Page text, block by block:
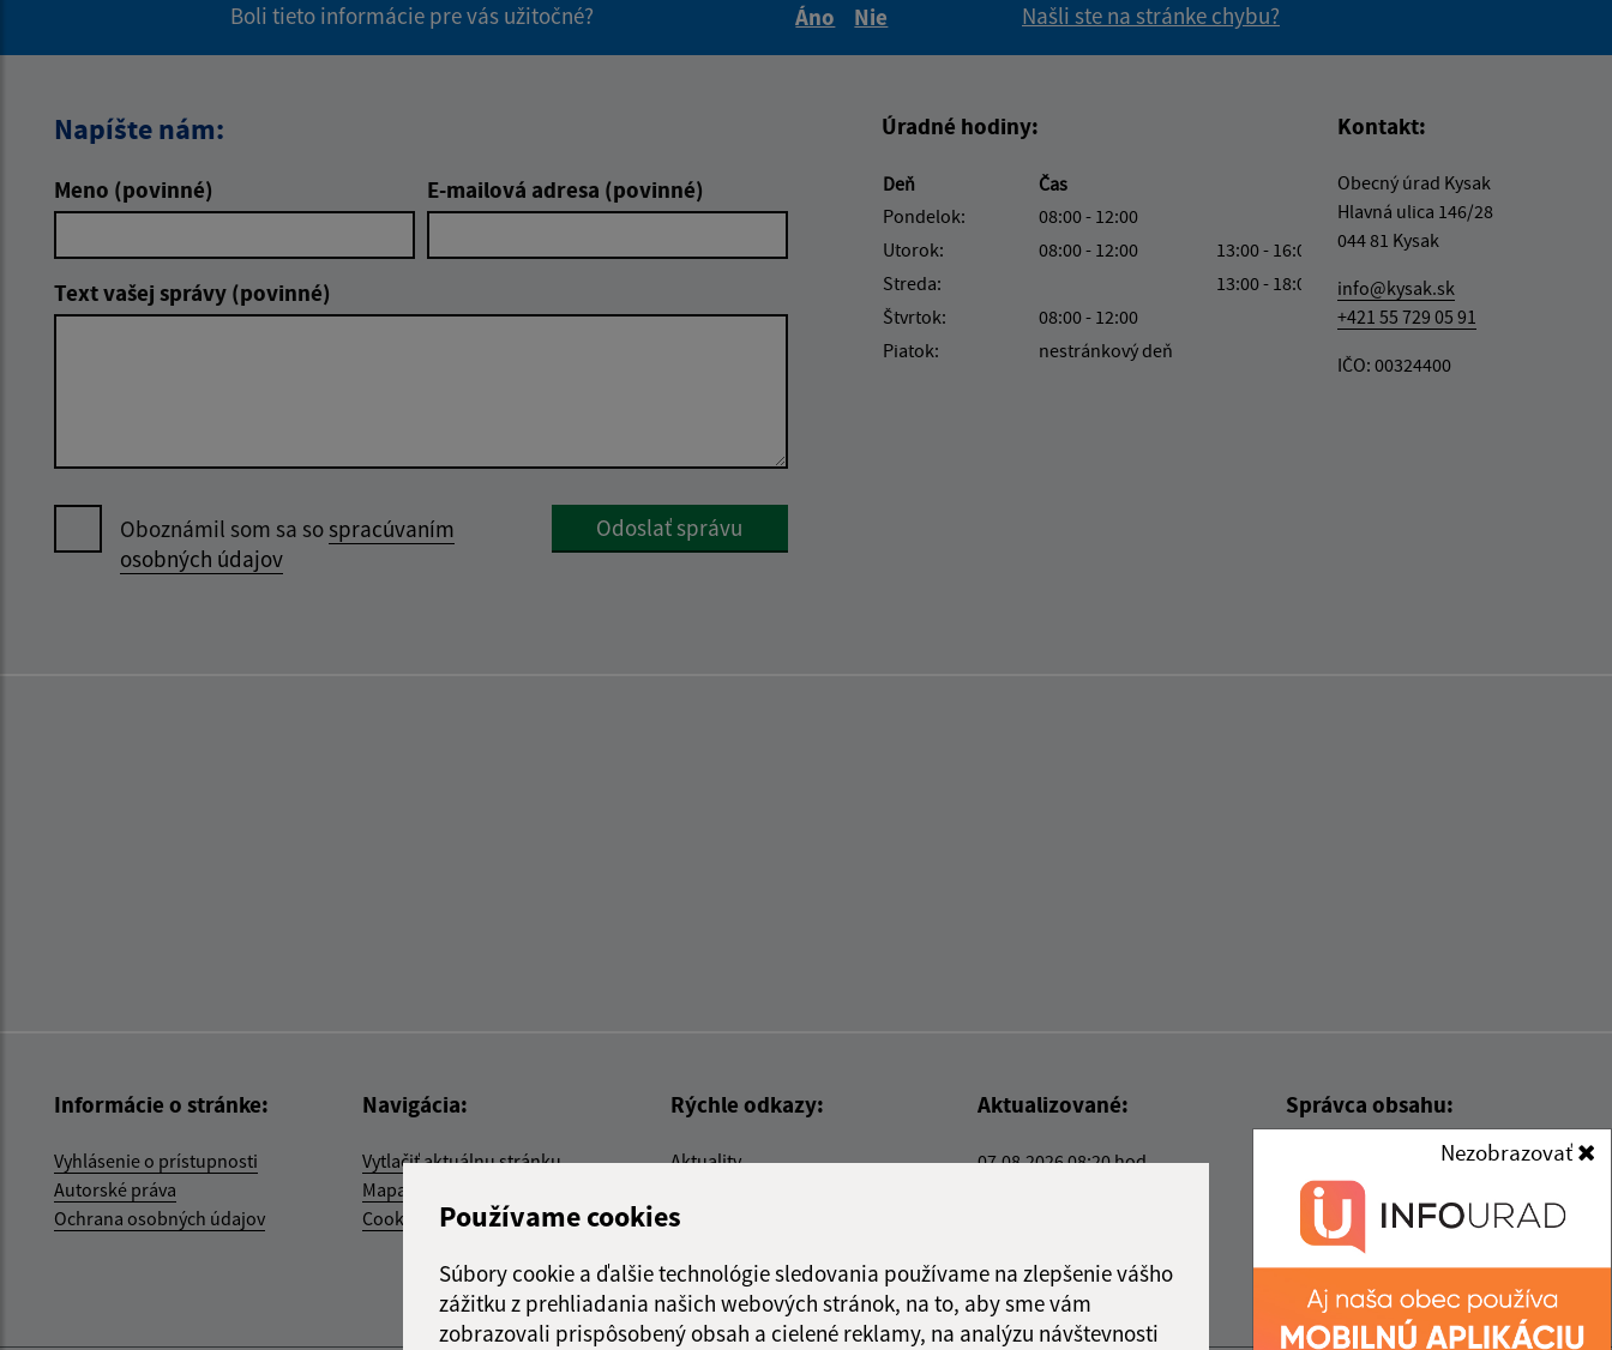
Používame cookies
Súbory cookie a ďalšie technológie sledovania používame na zlepšenie vášho
zážitku z prehliadania našich webových stránok, na to, aby sme vám
zobrazovali prispôsobený obsah a cielené reklamy, na analýzu návštevnosti
Nezobrazovať
Boli tieto informácie pre vás užitočné?
Áno
Nie
Našli ste na stránke chybu?
Napíšte nám:
Meno (povinné) E-mailová adresa (povinné)
Text vašej správy (povinné)
Oboznámil som sa sospracúvaním
osobných údajov
Google reCaptcha Response
Odoslať správu
Úradné hodiny:
Deň
Čas
Pondelok:
08:00 - 12:00
Utorok:
08:00 - 12:00
13:00 - 16:00
Streda:
13:00 - 18:00
Štvrtok:
08:00 - 12:00
Piatok:
nestránkový deň
Kontakt:
Obecný úrad Kysak
Hlavná ulica 146/28
044 81 Kysak
info@kysak.sk
+421 55 729 05 91
IČO: 00324400
Informácie o stránke:
Vyhlásenie o prístupnosti
Autorské práva
Ochrana osobných údajov
Navigácia:
Vytlačiť aktuálnu stránku
Mapa stránok
Cookies
Rýchle odkazy:
Aktuality
E-služby
Triedenie odpadu
Aktualizované:
07.08.2026 08:20 hod.
Správca obsahu:
Správca obsahu je Obec Kysak.
Vytvorené v súlade s
dizajn manuálom elektronických
služieb.